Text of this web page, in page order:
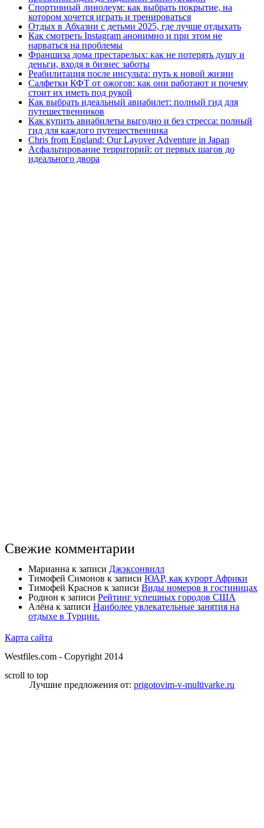
Спортивный линолеум: как выбрать покрытие, на
котором хочется играть и тренироваться
Отдых в Абхазии с детьми 2025, где лучше отдыхать
Как смотреть Instagram анонимно и при этом не
нарваться на проблемы
Франшиза дома престарелых: как не потерять душу и
деньги, входя в бизнес заботы
Реабилитация после инсульта: путь к новой жизни
Салфетки КФТ от ожогов: как они работают и почему
стоит их иметь под рукой
Как выбрать идеальный авиабилет: полный гид для
путешественников
Как купить авиабилеты выгодно и без стресса: полный
гид для каждого путешественника
Chris from England: Our Layover Adventure in Japan
Асфальтирование территорий: от первых шагов до
идеального двора
Свежие комментарии
Марианна к записи Джэксонвилл
Тимофей Симонов к записи ЮАР, как курорт Африки
Тимофей Краснов к записи Виды номеров в гостиницах
Родион к записи Рейтинг успешных городов США
Алёна к записи Наиболее увлекательные занятия на
отдыхе в Турции.
Карта сайта
Westfiles.com - Copyright 2014
scroll to top
Лучшие предложения от: prigotovim-v-multivarke.ru